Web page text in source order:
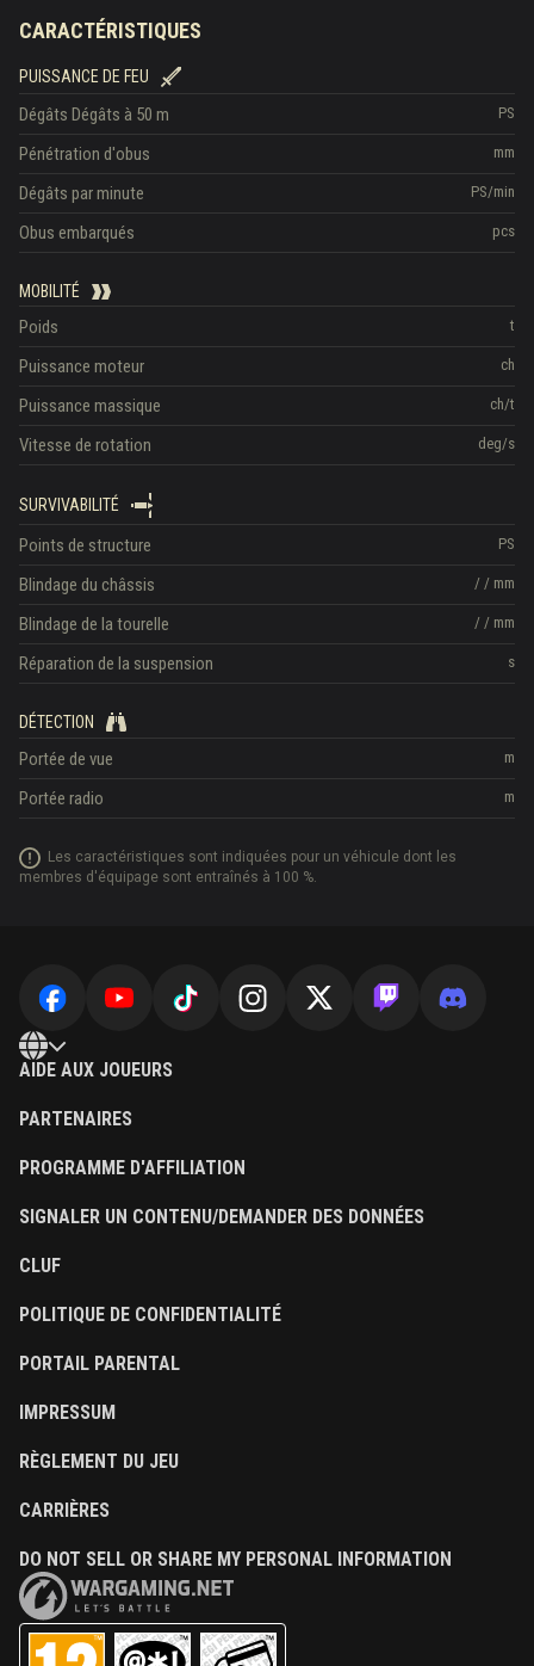
CARACTÉRISTIQUES
PUISSANCE DE FEU
PS
Dégâts Dégâts à 50 m
mm
Pénétration d'obus
PS/min
Dégâts par minute
pcs
Obus embarqués
MOBILITÉ
t
Poids
ch
Puissance moteur
ch/t
Puissance massique
deg/s
Vitesse de rotation
SURVIVABILITÉ
PS
Points de structure
/ / mm
Blindage du châssis
/ / mm
Blindage de la tourelle
s
Réparation de la suspension
DÉTECTION
m
Portée de vue
m
Portée radio
Les caractéristiques sont indiquées pour un véhicule dont les
membres d'équipage sont entraînés à 100 %.
AIDE AUX JOUEURS
PARTENAIRES
PROGRAMME D'AFFILIATION
SIGNALER UN CONTENU/DEMANDER DES DONNÉES
CLUF
POLITIQUE DE CONFIDENTIALITÉ
PORTAIL PARENTAL
IMPRESSUM
RÈGLEMENT DU JEU
CARRIÈRES
DO NOT SELL OR SHARE MY PERSONAL INFORMATION